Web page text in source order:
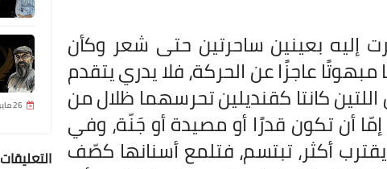
إليه بعينين ساحرتين حتى شعر وكأن
عاجزًا عن الحركة، فلا يدري يتقدم
كانتا كقنديلين تحرسهما ظلال من
أن تكون قدرًا أو مصيدة أو جَنّة، وفي
أكثر، تبتسم، فتلمع أسنانها كصّف
26 مايو 2026
التعليقات